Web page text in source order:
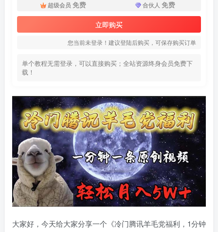
超级会员 免费 合伙人 免费
立即购买
您当前未登录！建议登陆后购买，可保存购买订单
单个教程无需登录，可以直接购买；全站资源终身会员免费下
载！
大家好，今天给大家分享一个《冷门腾讯羊毛党福利，1分钟